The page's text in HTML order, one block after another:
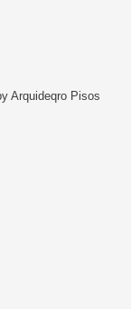
Arquideqro Pisos